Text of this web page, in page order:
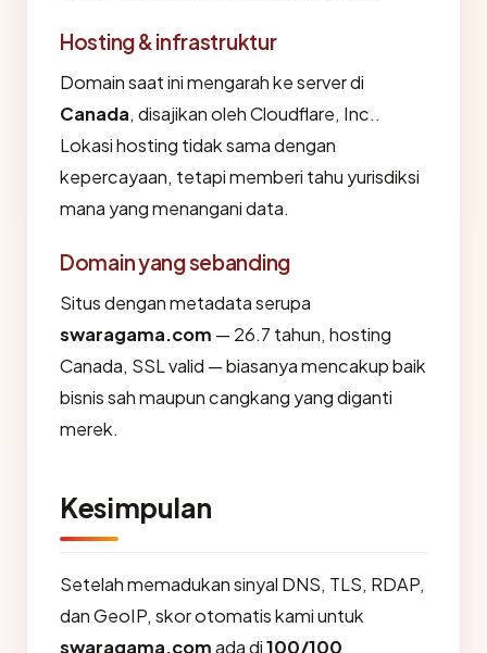
Hosting & infrastruktur
Domain saat ini mengarah ke server di
Canada, disajikan oleh Cloudflare, Inc..
Lokasi hosting tidak sama dengan
kepercayaan, tetapi memberi tahu yurisdiksi
mana yang menangani data.
Domain yang sebanding
Situs dengan metadata serupa
swaragama.com — 26.7 tahun, hosting
Canada, SSL valid — biasanya mencakup baik
bisnis sah maupun cangkang yang diganti
merek.
Kesimpulan
Setelah memadukan sinyal DNS, TLS, RDAP,
dan GeoIP, skor otomatis kami untuk
swaragama.comada di100/100